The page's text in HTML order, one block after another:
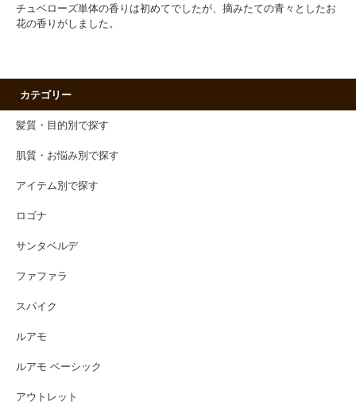
チュベローズ単体の香りは初めてでしたが、摘みたての青々としたお
花の香りがしました。
カテゴリー
髪質・目的別で探す
肌質・お悩み別で探す
アイテム別で探す
ロゴナ
サンタベルデ
ファファラ
スパイク
ルアモ
ルアモ ベーシック
アウトレット